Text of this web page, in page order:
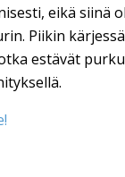
eikä siinä
Piikin
estävät